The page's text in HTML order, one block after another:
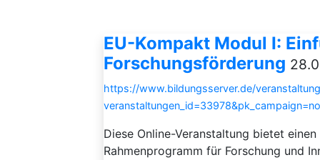
EU-Kompakt Modul I:
Forschungsförderung
https://www.bildungsserver.de/
Diese Online-Veranstaltung bietet
Rahmenprogramm für Forschung und